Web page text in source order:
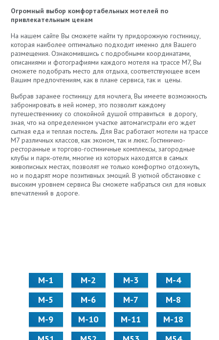
Огромный выбор комфортабельных мотелей по
привлекательным ценам
На нашем сайте Вы сможете найти ту придорожную гостиницу,
которая наиболее оптимально подходит именно для Вашего
размещения. Ознакомившись с подробными координатами,
описаниями и фотографиями каждого мотеля на трассе М7, Вы
сможете подобрать место для отдыха, соответствующее всем
Вашим предпочтениям, как в плане сервиса, так и цены.
Выбрав заранее гостиницу для ночлега, Вы имеете возможность
забронировать в ней номер, это позволит каждому
путешественнику со спокойной душой отправиться в дорогу,
зная, что на определенном участке автомагистрали его ждет
сытная еда и теплая постель. Для Вас работают мотели на трассе
М7 различных классов, как эконом, так и люкс. Гостинично-
ресторанные и торгово-гостиничные комплексы, загородные
клубы и парк-отели, многие из которых находятся в самых
живописных местах, позволят не только комфортно отдохнуть,
но и подарят море позитивных эмоций. В уютной обстановке с
высоким уровнем сервиса Вы сможете набраться сил для новых
впечатлений в дороге.
М-1 М-2 М-3
М-4
М-5
М-6 М-7
М-8
М-9
М-10 М-11
М-18